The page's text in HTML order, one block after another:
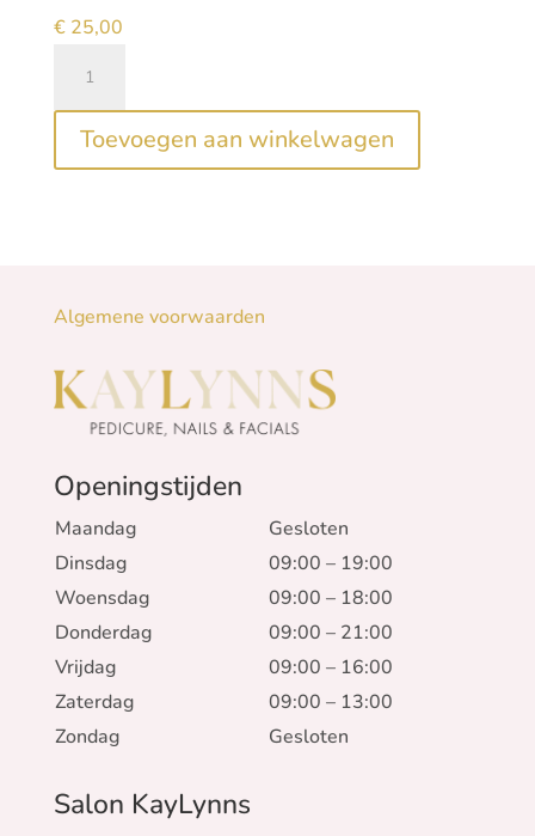
€25,00
Toevoegen aan winkelwagen
Algemene voorwaarden
Openingstijden
Maandag
Gesloten
Dinsdag
09:00 – 19:00
Woensdag
09:00 – 18:00
Donderdag
09:00 – 21:00
Vrijdag
09:00 – 16:00
Zaterdag
09:00 – 13:00
Zondag
Gesloten
Salon KayLynns